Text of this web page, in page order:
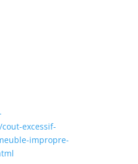
excessif-
impropre-